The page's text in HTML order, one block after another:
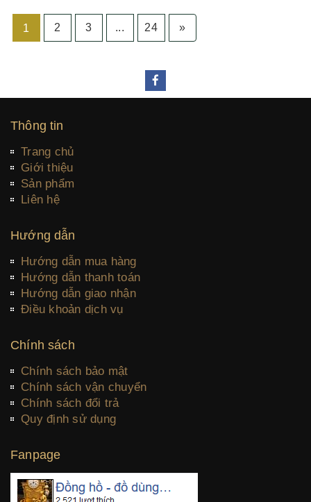
1 2 3 ... 24 »
Thông tin
Trang chủ
Giới thiệu
Sản phẩm
Liên hệ
Hướng dẫn
Hướng dẫn mua hàng
Hướng dẫn thanh toán
Hướng dẫn giao nhận
Điều khoản dịch vụ
Chính sách
Chính sách bảo mật
Chính sách vận chuyển
Chính sách đổi trả
Quy định sử dụng
Fanpage